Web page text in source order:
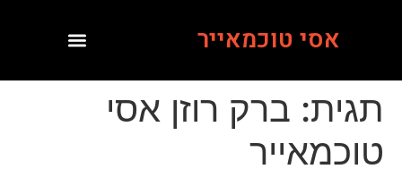
אסי טוכמאייר
תגית: ברק רוזן אסי
טוכמאייר